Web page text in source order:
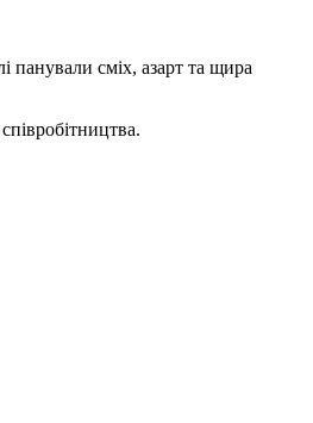
панували сміх, азарт та щира